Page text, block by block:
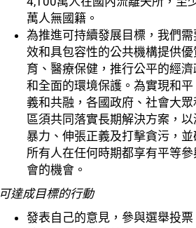
萬人無國籍。
為推進可持續發展目標，我們需
效和具包容性的公共機構提供優
育、醫療保健，推行公平的經濟
和全面的環境保護。為實現和平
義和共融，各國政府、社會大眾
區須共同落實長期解決方案，以
暴力、伸張正義及打擊貪污，並
所有人在任何時期都享有平等參
會的機會。
可達成目標的行動
發表自己的意見，參與選舉投票